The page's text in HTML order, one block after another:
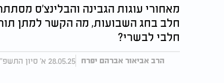
מאחורי עוגות הגבינה והבלינצ'ס
חלב בחג השבועות, מה הקשר למתן
חלבי לבשרי?
הרב אביאור אברהם יפרח 28.05.25 א' סיון התשפ"ה